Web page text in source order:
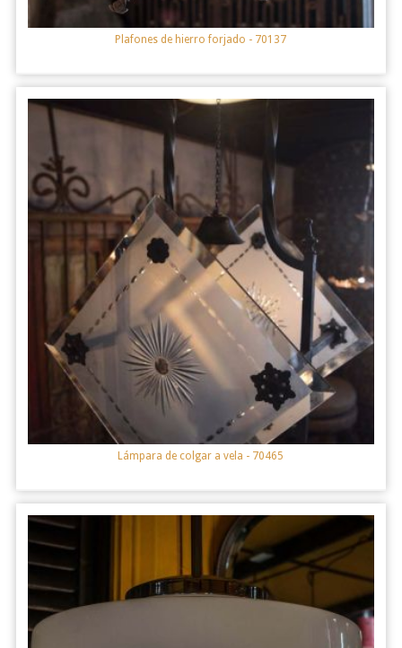
Plafones de hierro forjado - 70137
Lámpara de colgar a vela - 70465